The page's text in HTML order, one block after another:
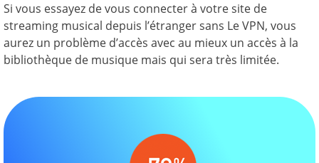
Si vous essayez de vous connecter à votre site de
streaming musical depuis l’étranger sans Le VPN, vous
aurez un problème d’accès avec au mieux un accès à la
bibliothèque de musique mais qui sera très limitée.